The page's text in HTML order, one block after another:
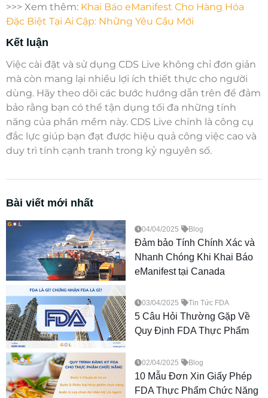
>>> Xem thêm: Khai Báo eManifest Cho Hàng Hóa
Đặc Biệt Tại Ai Cập: Những Yêu Cầu Mới
Kết luận
Việc cài đặt và sử dụng CDS Live không chỉ đơn giản
mà còn mang lại nhiều lợi ích thiết thực cho người
dùng. Hãy theo dõi các bước hướng dẫn trên để đảm
bảo rằng bạn có thể tận dụng tối đa những tính
năng của phần mềm này. CDS Live chính là công cụ
đắc lực giúp bạn đạt được hiệu quả công việc cao và
duy trì tính cạnh tranh trong kỷ nguyên số.
Bài viết mới nhất
04/04/2025 Blog
Đảm bảo Tính Chính Xác và
Nhanh Chóng Khi Khai Báo
eManifest tại Canada
03/04/2025 Tin Tức FDA
5 Câu Hỏi Thường Gặp Về
Quy Định FDA Thực Phẩm
02/04/2025 Blog
10 Mẫu Đơn Xin Giấy Phép
FDA Thực Phẩm Chức Năng